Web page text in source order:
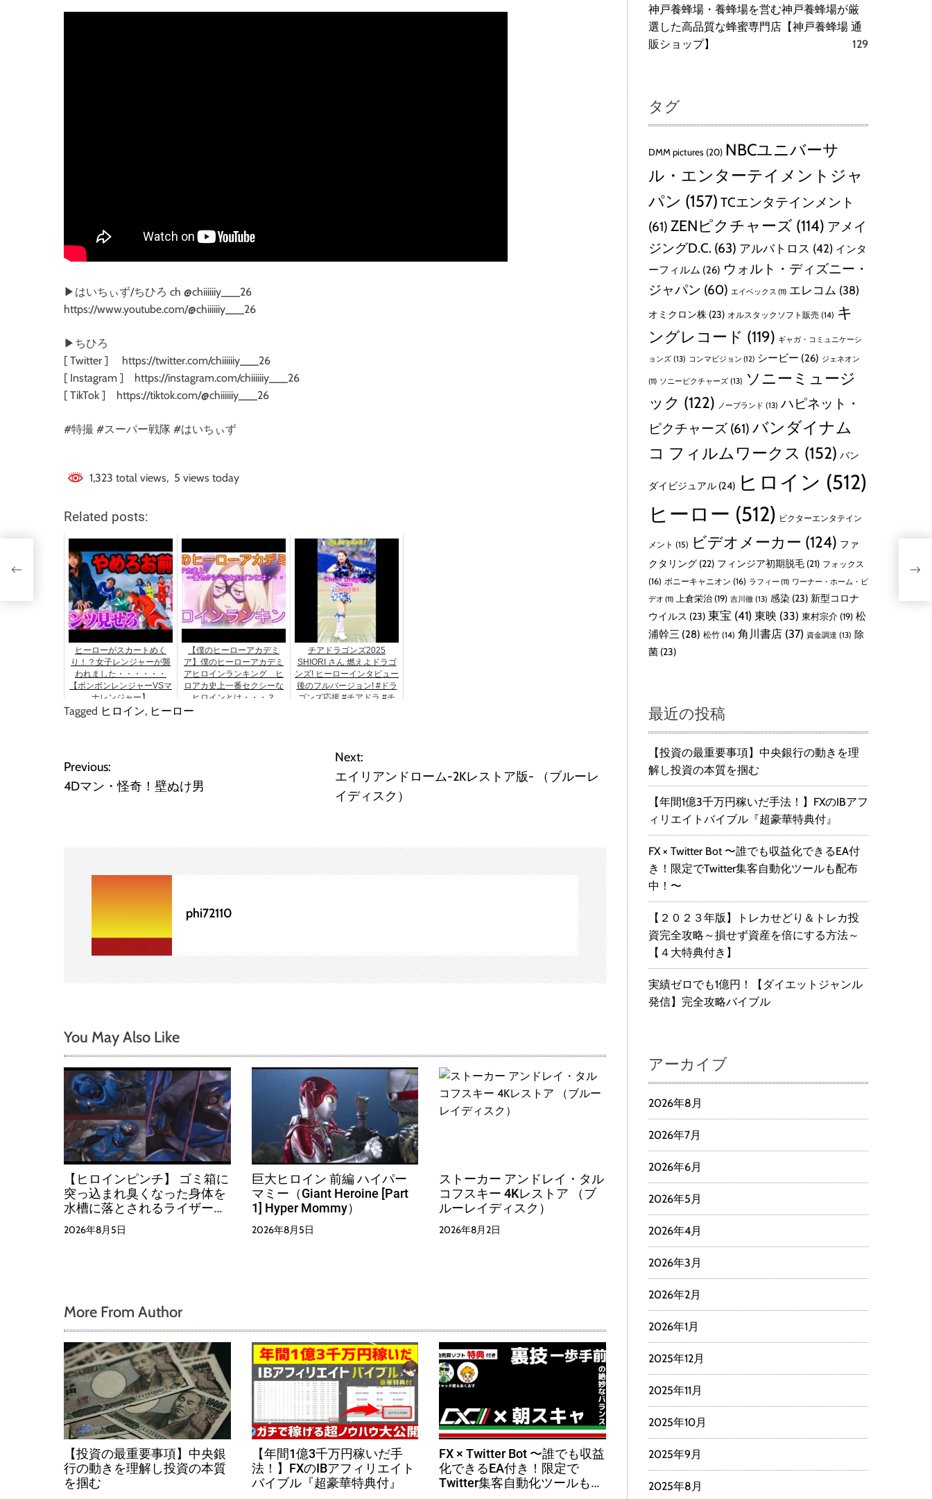
▶︎はいちぃず/ちひろ ch @chiiiiiiy___26
https://www.youtube.com/@chiiiiiiy___26
▶︎ちひろ
[ Twitter ] https://twitter.com/chiiiiiiy___26
[ Instagram ] https://instagram.com/chiiiiiiy___26
[ TikTok ] https://tiktok.com/@chiiiiiiy___26
#特撮 #スーパー戦隊 #はいちぃず
1,323 total views, 5 views today
Related posts:
ヒーローがスカートめく
り！？女子レンジャーが襲
われました・・・・・・
【ボンボンレンジャーVSマ
ナレンジャー】
【僕のヒーローアカデミ
ア】僕のヒーローアカデミ
アヒロインランキング ヒ
ロアカ史上一番セクシーな
ヒロインとは・・・？
チアドラゴンズ2025
SHIORI さん 燃えよドラゴ
ンズ! ヒーローインタビュー
後のフルバージョン! #ドラ
ゴンズ応援 #チアドラ #チ
Tagged ヒロイン, ヒーロー
投
稿
ビ
ゲ
ー
シ
ョ
Previous:
4Dマン・怪奇！壁ぬけ男
Next:
エイリアンドローム-2Kレストア版- （ブルーレ
イディスク）
phi72110
You May Also Like
【ヒロインピンチ】 ゴミ箱に
突っ込まれ臭くなった身体を
水槽に落とされるライザーカ
ゲリ
2026年8月5日
巨大ヒロイン 前編 ハイパー
マミー（Giant Heroine [Part
1] Hyper Mommy）
2026年8月5日
ストーカー アンドレイ・タル
コフスキー 4Kレストア （ブ
ルーレイディスク）
2026年8月2日
More From Author
【投資の最重要事項】中央銀
行の動きを理解し投資の本質
を掴む
【年間1億3千万円稼いだ手
法！】FXのIBアフィリエイト
バイブル『超豪華特典付』
FX × Twitter Bot 〜誰でも収益
化できるEA付き！限定で
Twitter集客自動化ツールも配
神戸養蜂場・養蜂場を営む神戸養蜂場が厳
選した高品質な蜂蜜専門店【神戸養蜂場 通
販ショップ】
129
タグ
DMM pictures (20) NBCユニバーサ
ル・エンターテイメントジャ
パン (157) TCエンタテインメント
(61) ZENピクチャーズ (114) アメイ
ジングD.C. (63) アルバトロス (42) インタ
ーフィルム (26) ウォルト・ディズニー・
ジャパン (60) エイベックス (11) エレコム (38)
オミクロン株 (23) オルスタックソフト販売 (14) キ
ングレコード (119) ギャガ・コミュニケーシ
ョンズ (13) コンマビジョン (12) シービー (26) ジェネオン
(11) ソニーピクチャーズ (13) ソニーミュージ
ック (122) ノーブランド (13) ハピネット・
ピクチャーズ (61) バンダイナム
コ フィルムワークス (152) バン
ダイビジュアル (24) ヒロイン (512)
ヒーロー (512) ビクターエンタテイン
メント (15) ビデオメーカー (124) ファ
クタリング (22) フィンジア初期脱毛 (21) フォックス
(16) ポニーキャニオン (16) ラフィー (11) ワーナー・ホーム・ビ
デオ (11) 上倉栄治 (19) 吉川徹 (13) 感染 (23) 新型コロナ
ウイルス (23) 東宝 (41) 東映 (33) 東村宗介 (19) 松
浦幹三 (28) 松竹 (14) 角川書店 (37) 資金調達 (13) 除
菌 (23)
最近の投稿
【投資の最重要事項】中央銀行の動きを理
解し投資の本質を掴む
【年間1億3千万円稼いだ手法！】FXのIBアフ
ィリエイトバイブル『超豪華特典付』
FX × Twitter Bot 〜誰でも収益化できるEA付
き！限定でTwitter集客自動化ツールも配布
中！〜
【２０２３年版】トレカせどり＆トレカ投
資完全攻略～損せず資産を倍にする方法～
【４大特典付き】
実績ゼロでも1億円！【ダイエットジャンル
発信】完全攻略バイブル
アーカイブ
2026年8月
2026年7月
2026年6月
2026年5月
2026年4月
2026年3月
2026年2月
2026年1月
2025年12月
2025年11月
2025年10月
2025年9月
2025年8月
（